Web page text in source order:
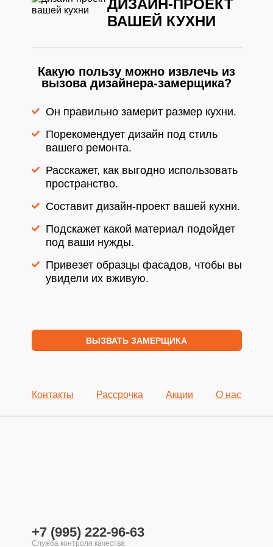
ДИЗАЙН-ПРОЕКТ
ВАШЕЙ КУХНИ
Какую пользу можно извлечь из
вызова дизайнера-замерщика?
Он правильно замерит размер кухни.
Порекомендует дизайн под стиль
вашего ремонта.
Расскажет, как выгодно использовать
пространство.
Составит дизайн-проект вашей кухни.
Подскажет какой материал подойдет
под ваши нужды.
Привезет образцы фасадов, чтобы вы
увидели их вживую.
ВЫЗВАТЬ ЗАМЕРЩИКА
Контакты Рассрочка Акции О нас
+7 (995) 222-96-63